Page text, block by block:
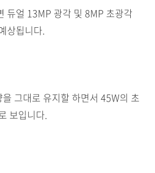
듀얼 13MP 광각 및 8MP 초광각
상됩니다.
그대로 유지할 하면서 45W의 초
보입니다.